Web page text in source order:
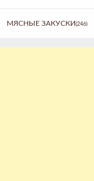
МЯСНЫЕ ЗАКУСКИ(246)